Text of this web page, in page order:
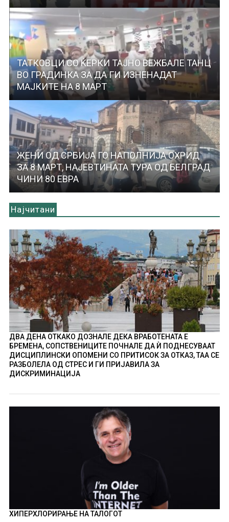
ТАТКОВЦИ СО ЌЕРКИ ТАЈНО ВЕЖБАЛЕ ТАНЦ
ВО ГРАДИНКА ЗА ДА ГИ ИЗНЕНАДАТ
МАЈКИТЕ НА 8 МАРТ
ЖЕНИ ОД СРБИЈА ГО НАПОЛНИЈА ОХРИД
ЗА 8 МАРТ, НАЈЕВТИНАТА ТУРА ОД БЕЛГРАД
ЧИНИ 80 ЕВРА
Најчитани
ДВА ДЕНА ОТКАКО ДОЗНАЛЕ ДЕКА ВРАБОТЕНАТА Е
БРЕМЕНА, СОПСТВЕНИЦИТЕ ПОЧНАЛЕ ДА Ѝ ПОДНЕСУВААТ
ДИСЦИПЛИНСКИ ОПОМЕНИ СО ПРИТИСОК ЗА ОТКАЗ, ТАА СЕ
РАЗБОЛЕЛА ОД СТРЕС И ГИ ПРИЈАВИЛА ЗА
ДИСКРИМИНАЦИЈА
ХИПЕРХЛОРИРАЊЕ НА ТАЛОГОТ